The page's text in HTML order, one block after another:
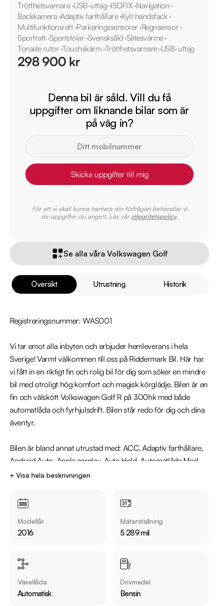
Översikt Utrustning Historik
Registreringsnummer: WAS001
Vi tar emot alla inbyten och erbjuder hemleverans i hela
Sverige! Varmt välkommen till oss på Riddermark Bil. Här har
vi fått in en riktigt fin och rolig bil för dig som söker en mindre
bil med otroligt hög komfort och magisk körglädje. Bilen är en
fin och välskött Volkswagen Golf R på 300hk med både
automatlåda och fyrhjulsdrift. Bilen står redo för dig och dina
äventyr.
Bilen är bland annat utrustad med: ACC, Adaptiv farthållare,
Android Auto, Apple carplay, Auto Hold, Automatlåda Med
Paddlar, AUX-ingång, Backkamera, Bluetooth-Telefon,
sidospeglar, Front Assist, Fyrhjulsdrift, Klädsel (Tyg/Alcantara),
Sportratt, Sportstolar, Start-/stoppfunktion, Stolsvärme Fram,
Svart Innertak, Svensksåld, Trötthetsvarning, USB-uttag,
827 mil, 2018-03-15 1711 mil, 2019-04-17 2552 mil, 2020-
+ Visa hela beskrivningen
Modellår
2016
Mätarställning
5 289 mil
Växellåda
Automatisk
Drivmedel
Bensin
Trötthetsvarnare·USB-uttag ·ISOFIX·Navigation ·
Backkamera·Adaptiv farthållare·Kylt handsfack·
Multifunktionsratt·Parkeringssensorer ·Regnsensor ·
Sportratt·Sportstolar ·Svensksåld ·Sätesvärme·
Tonade rutor ·Touchskärm·Trötthetsvarnare·USB-uttag
298 900 kr
Denna bil är såld. Vill du få
uppgifter om liknande bilar som är
på väg in?
Skicka uppgifter till mig
För att vi skall kunna hantera din förfrågan behandlar vi
de uppgifter du angett. Läs vårintegritetspolicy.
Se alla våra Volkswagen Golf